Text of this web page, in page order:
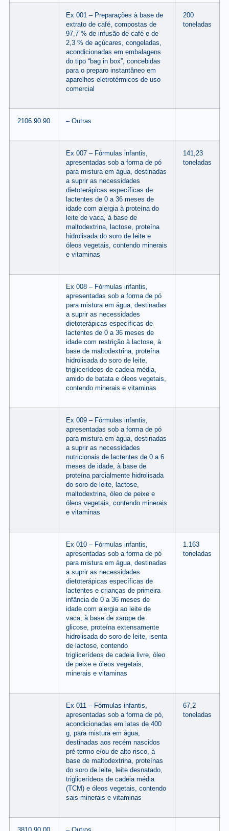
Ex 001 – Preparações à base de
extrato de café, compostas de
97,7 % de infusão de café e de
2,3 % de açúcares, congeladas,
acondicionadas em embalagens
do tipo “bag in box”, concebidas
para o preparo instantâneo em
aparelhos eletrotérmicos de uso
comercial
200
toneladas
2106.90.90 – Outras
Ex 007 – Fórmulas infantis,
apresentadas sob a forma de pó
para mistura em água, destinadas
a suprir as necessidades
dietoterápicas específicas de
lactentes de 0 a 36 meses de
idade com alergia à proteína do
leite de vaca, à base de
maltodextrina, lactose, proteína
hidrolisada do soro de leite e
óleos vegetais, contendo minerais
e vitaminas
141,23
toneladas
Ex 008 – Fórmulas infantis,
apresentadas sob a forma de pó
para mistura em água, destinadas
a suprir as necessidades
dietoterápicas específicas de
lactentes de 0 a 36 meses de
idade com restrição à lactose, à
base de maltodextrina, proteína
hidrolisada do soro de leite,
triglicerídeos de cadeia média,
amido de batata e óleos vegetais,
contendo minerais e vitaminas
Ex 009 – Fórmulas infantis,
apresentadas sob a forma de pó
para mistura em água, destinadas
a suprir as necessidades
nutricionais de lactentes de 0 a 6
meses de idade, à base de
proteína parcialmente hidrolisada
do soro de leite, lactose,
maltodextrina, óleo de peixe e
óleos vegetais, contendo minerais
e vitaminas
Ex 010 – Fórmulas infantis,
apresentadas sob a forma de pó
para mistura em água, destinadas
a suprir as necessidades
dietoterápicas específicas de
lactentes e crianças de primeira
infância de 0 a 36 meses de
idade com alergia ao leite de
vaca, à base de xarope de
glicose, proteína extensamente
hidrolisada do soro de leite, isenta
de lactose, contendo
triglicerídeos de cadeia livre, óleo
de peixe e óleos vegetais,
minerais e vitaminas
1.163
toneladas
Ex 011 – Fórmulas infantis,
apresentadas sob a forma de pó,
acondicionadas em latas de 400
g, para mistura em água,
destinadas aos recém nascidos
pré-termo e/ou de alto risco, à
base de maltodextrina, proteínas
do soro de leite, leite desnatado,
triglicerídeos de cadeia média
(TCM) e óleos vegetais, contendo
sais minerais e vitaminas
67,2
toneladas